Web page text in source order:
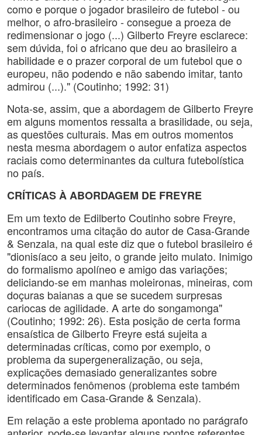
como e porque o jogador brasileiro de futebol - ou
melhor, o afro-brasileiro - consegue a proeza de
redimensionar o jogo (...) Gilberto Freyre esclarece:
sem dúvida, foi o africano que deu ao brasileiro a
habilidade e o prazer corporal de um futebol que o
europeu, não podendo e não sabendo imitar, tanto
admirou (...)." (Coutinho; 1992: 31)
Nota-se, assim, que a abordagem de Gilberto Freyre
em alguns momentos ressalta a brasilidade, ou seja,
as questões culturais. Mas em outros momentos
nesta mesma abordagem o autor enfatiza aspectos
raciais como determinantes da cultura futebolística
no país.
CRÍTICAS À ABORDAGEM DE FREYRE
Em um texto de Edilberto Coutinho sobre Freyre,
encontramos uma citação do autor de Casa-Grande
& Senzala, na qual este diz que o futebol brasileiro é
"dionisíaco a seu jeito, o grande jeito mulato. Inimigo
do formalismo apolíneo e amigo das variações;
deliciando-se em manhas moleironas, mineiras, com
doçuras baianas a que se sucedem surpresas
cariocas de agilidade. A arte do songamonga"
(Coutinho; 1992: 26). Esta posição de certa forma
ensaística de Gilberto Freyre está sujeita a
determinadas críticas, como por exemplo, o
problema da supergeneralização, ou seja,
explicações demasiado generalizantes sobre
determinados fenômenos (problema este também
identificado em Casa-Grande & Senzala).
Em relação a este problema apontado no parágrafo